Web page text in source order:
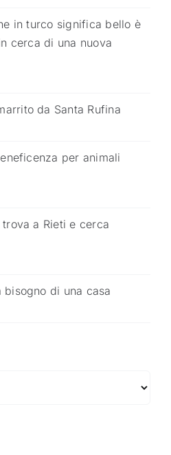
in turco significa bello è
cerca di una nuova
da Santa Rufina
per animali
a Rieti e cerca
bisogno di una casa